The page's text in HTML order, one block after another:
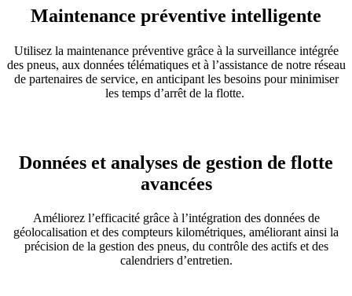
Maintenance préventive intelligente
Utilisez la maintenance préventive grâce à la surveillance intégrée
des pneus, aux données télématiques et à l’assistance de notre réseau
de partenaires de service, en anticipant les besoins pour minimiser
les temps d’arrêt de la flotte.
Données et analyses de gestion de flotte
avancées
Améliorez l’efficacité grâce à l’intégration des données de
géolocalisation et des compteurs kilométriques, améliorant ainsi la
précision de la gestion des pneus, du contrôle des actifs et des
calendriers d’entretien.